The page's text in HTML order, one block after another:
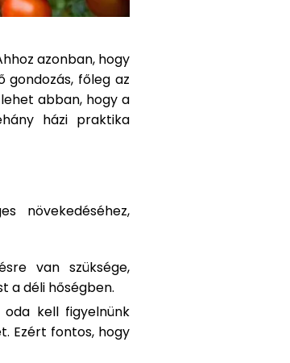
azonban, hogy
gondozás, főleg az
abban, hogy a
házi praktika
növekedéséhez,
van szüksége,
a déli hőségben.
kell figyelnünk
Ezért fontos, hogy